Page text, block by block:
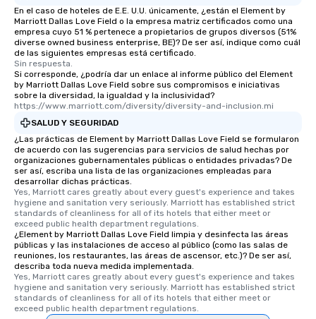
En el caso de hoteles de E.E. U.U. únicamente, ¿están el Element by
Marriott Dallas Love Field o la empresa matriz certificados como una
empresa cuyo 51 % pertenece a propietarios de grupos diversos (51%
diverse owned business enterprise, BE)? De ser así, indique como cuál
de las siguientes empresas está certificado.
Sin respuesta.
Si corresponde, ¿podría dar un enlace al informe público del Element
by Marriott Dallas Love Field sobre sus compromisos e iniciativas
sobre la diversidad, la igualdad y la inclusividad?
https://www.marriott.com/diversity/diversity-and-inclusion.mi
SALUD Y SEGURIDAD
¿Las prácticas de Element by Marriott Dallas Love Field se formularon
de acuerdo con las sugerencias para servicios de salud hechas por
organizaciones gubernamentales públicas o entidades privadas? De
ser así, escriba una lista de las organizaciones empleadas para
desarrollar dichas prácticas.
Yes, Marriott cares greatly about every guest's experience and takes
hygiene and sanitation very seriously. Marriott has established strict
standards of cleanliness for all of its hotels that either meet or
exceed public health department regulations.
¿Element by Marriott Dallas Love Field limpia y desinfecta las áreas
públicas y las instalaciones de acceso al público (como las salas de
reuniones, los restaurantes, las áreas de ascensor, etc.)? De ser así,
describa toda nueva medida implementada.
Yes, Marriott cares greatly about every guest's experience and takes
hygiene and sanitation very seriously. Marriott has established strict
standards of cleanliness for all of its hotels that either meet or
exceed public health department regulations.